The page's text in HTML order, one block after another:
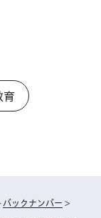
育
バックナンバー >